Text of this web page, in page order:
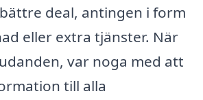
deal, antingen i form
eller extra tjänster. När
var noga med att
till alla